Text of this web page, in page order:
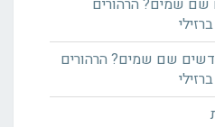
שמים? הרהורים
שם שמים? הרהורים